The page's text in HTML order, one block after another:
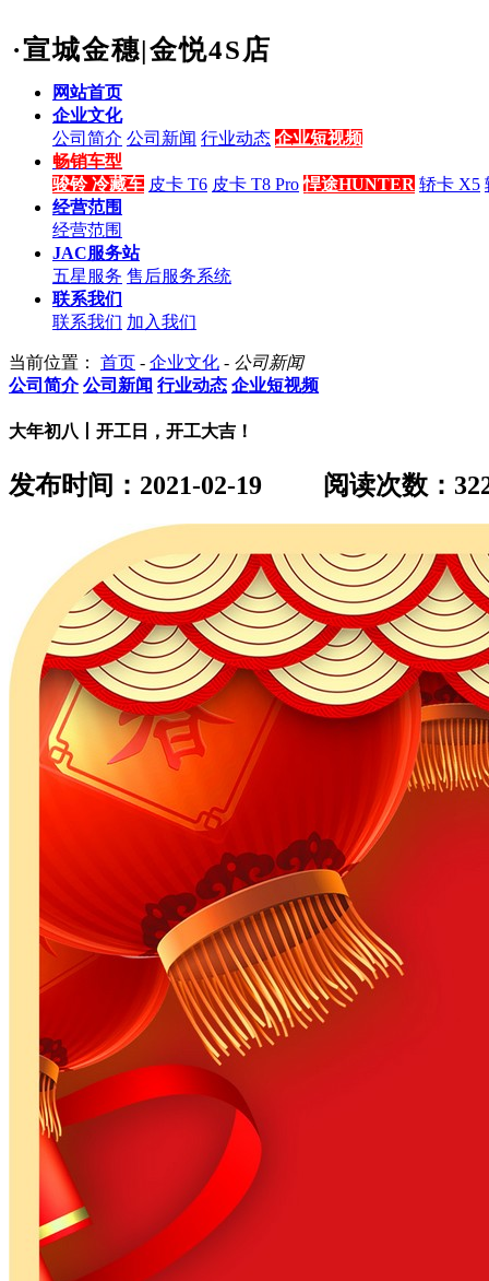
·宣城金穗|金悦4S店
网站首页
企业文化
公司简介 公司新闻 行业动态 企业短视频
畅销车型
骏铃 冷藏车 皮卡 T6 皮卡 T8 Pro 悍途HUNTER 轿卡 X5
经营范围
经营范围
JAC服务站
五星服务 售后服务系统
联系我们
联系我们 加入我们
当前位置： 首页 - 企业文化 - 公司新闻
公司简介 公司新闻 行业动态 企业短视频
大年初八丨开工日，开工大吉！
发布时间：2021-02-19 阅读次数：